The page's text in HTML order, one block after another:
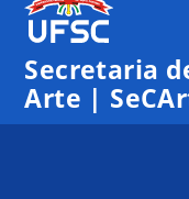
Secretaria
Arte |